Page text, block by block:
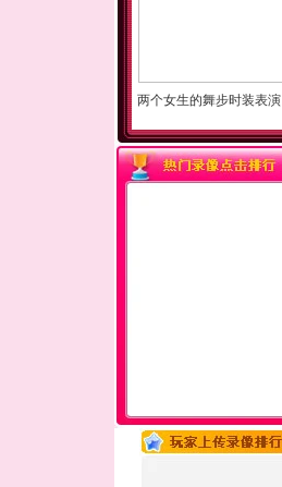
两个女生的舞步时装表演